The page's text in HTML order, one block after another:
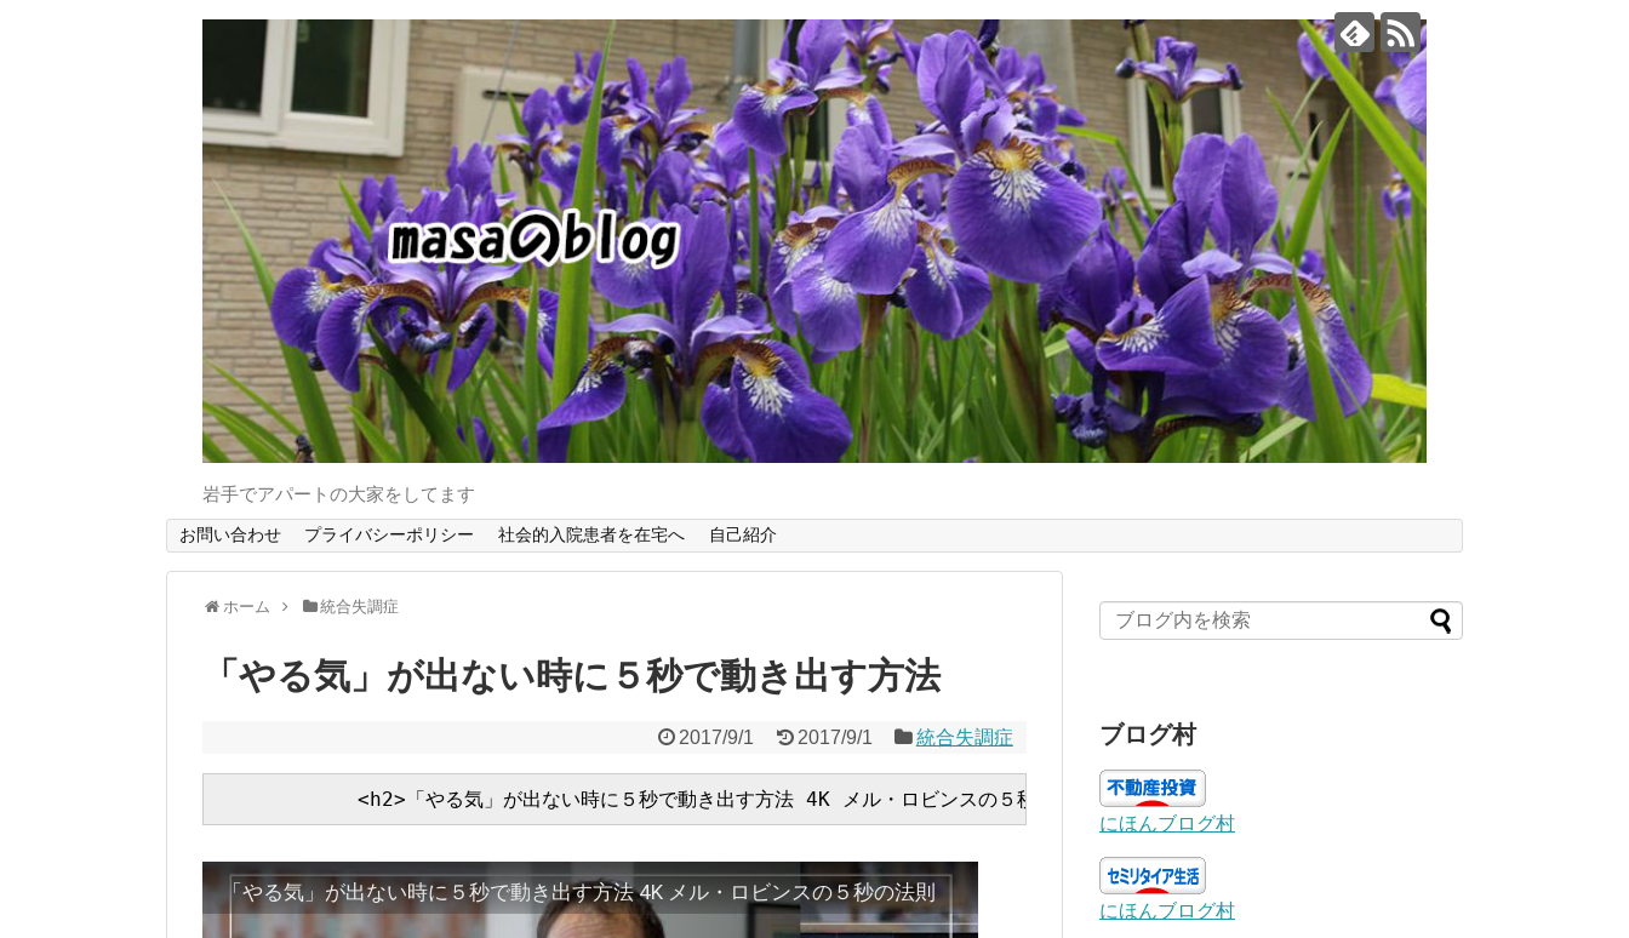
岩手でアパートの大家をしてます
お問い合わせ プライバシーポリシー 社会的入院患者を在宅へ 自己紹介
ホーム 統合失調症
「やる気」が出ない時に５秒で動き出す方法
2017/9/1 2017/9/1 統合失調症
「やる気」が出ない時に５秒で動き出す方法 4K メル・ロビンスの５秒の法則
ブログ村
にほんブログ村
にほんブログ村